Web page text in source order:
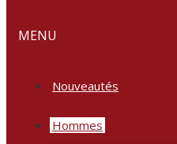
MENU
Nouveautés
Hommes